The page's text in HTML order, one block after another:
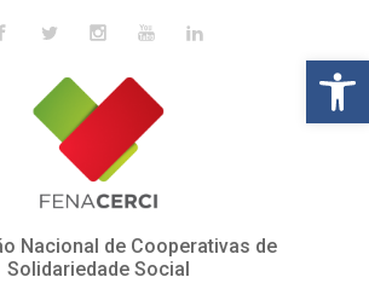
Nacional de Cooperativas de
Solidariedade Social